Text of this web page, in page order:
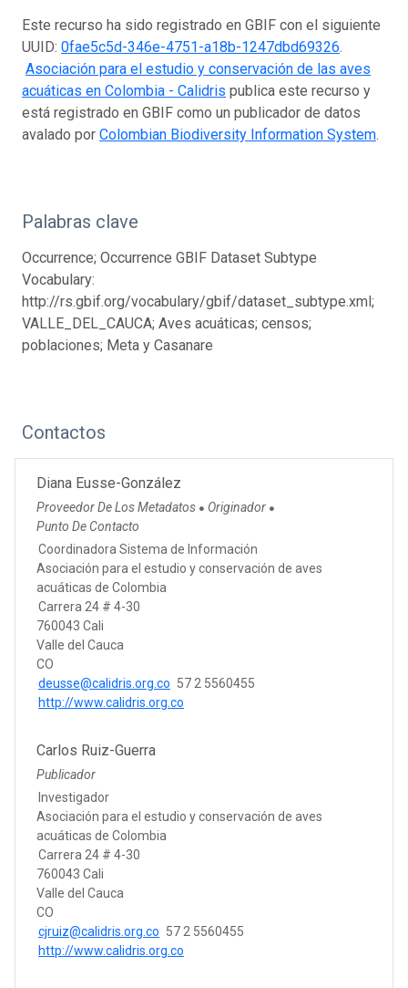
Este recurso ha sido registrado en GBIF con el siguiente
UUID: 0fae5c5d-346e-4751-a18b-1247dbd69326.
Asociación para el estudio y conservación de las aves
acuáticas en Colombia - Calidris publica este recurso y
está registrado en GBIF como un publicador de datos
avalado por Colombian Biodiversity Information System.
Palabras clave
Occurrence; Occurrence GBIF Dataset Subtype
Vocabulary:
http://rs.gbif.org/vocabulary/gbif/dataset_subtype.xml;
VALLE_DEL_CAUCA; Aves acuáticas; censos;
poblaciones; Meta y Casanare
Contactos
Diana Eusse-González
Proveedor De Los Metadatos ● Originador ●
Punto De Contacto
Coordinadora Sistema de Información
Asociación para el estudio y conservación de aves
acuáticas de Colombia
Carrera 24 # 4-30
760043 Cali
Valle del Cauca
CO
deusse@calidris.org.co 57 2 5560455
http://www.calidris.org.co
Carlos Ruiz-Guerra
Publicador
Investigador
Asociación para el estudio y conservación de aves
acuáticas de Colombia
Carrera 24 # 4-30
760043 Cali
Valle del Cauca
CO
cjruiz@calidris.org.co 57 2 5560455
http://www.calidris.org.co